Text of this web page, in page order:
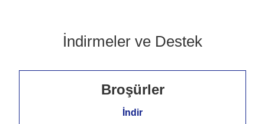
İndirmeler ve Destek
Broşürler
İndir